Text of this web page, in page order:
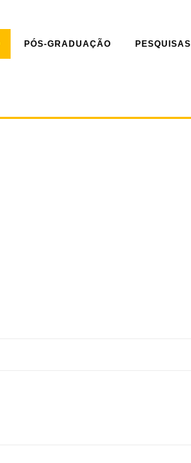
PÓS-GRADUAÇÃO PESQUISAS